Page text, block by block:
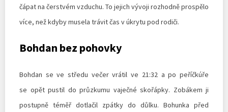
čápat na čerstvém vzduchu. To jejich vývoji rozhodně prospělo
více, než kdyby musela trávit čas v úkrytu pod rodiči.
Bohdan bez pohovky
Bohdan se ve středu večer vrátil ve 21:32 a po peříčkúře
se opět pustil do průzkumu vaječné skořápky. Zobákem ji
postupně téměř dotlačil zpátky do důlku. Bohunka před